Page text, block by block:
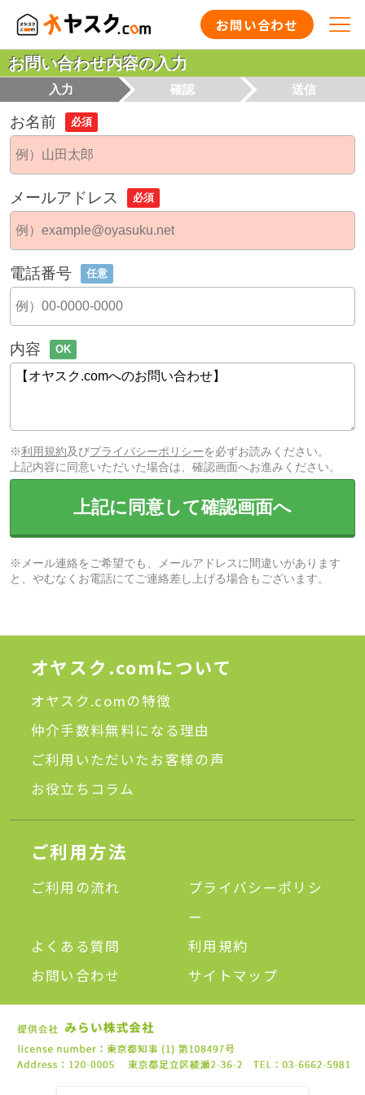
お問い合わせ
お問い合わせ内容の入力
入力 確認 送信
お名前 必須
メールアドレス 必須
電話番号 任意
内容 OK
※利用規約及びプライバシーポリシーを必ずお読みください。
上記内容に同意いただいた場合は、確認画面へお進みください。
上記に同意して確認画面へ
※メール連絡をご希望でも、メールアドレスに間違いがあります
と、やむなくお電話にてご連絡差し上げる場合もございます。
オヤスク.comについて
オヤスク.comの特徴
仲介手数料無料になる理由
ご利用いただいたお客様の声
お役立ちコラム
ご利用方法
ご利用の流れ
プライバシーポリシ
ー
よくある質問
利用規約
お問い合わせ
サイトマップ